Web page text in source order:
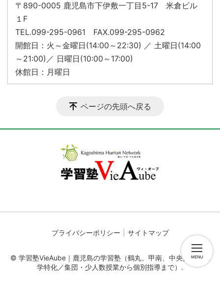
〒890-0005 鹿児島市下伊敷一丁目5-17 米倉ビル
１F
TEL.099-295-0961 FAX.099-295-0962
開館日：火～金曜日(14:00～22:30) ／ 土曜日(14:00
～21:00)／ 日曜日(10:00～17:00)
休館日：月曜日
ページの先頭へ戻る
プライバシーポリシー サイトマップ
© 学習塾VieAube｜鹿児島の学習塾（鶴丸、甲南、中央受験・進
学特化／集団・少人数授業から個別指導まで）.